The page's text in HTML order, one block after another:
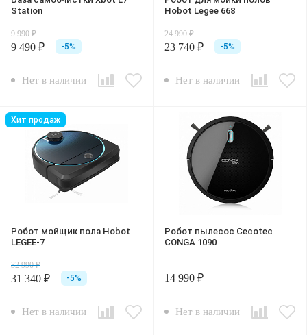
Station
9 990 ₽
9 490 ₽ -5%
Нет в наличии
Hobot Legee 668
24 990 ₽
23 740 ₽ -5%
Нет в наличии
Хит продаж
Робот мойщик пола Hobot
LEGEE-7
32 990 ₽
31 340 ₽ -5%
Нет в наличии
Робот пылесос Cecotec
CONGA 1090
14 990 ₽
Нет в наличии